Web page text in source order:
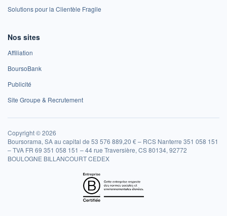
Solutions pour la Clientèle Fragile
Nos sites
Affiliation
BoursoBank
Publicité
Site Groupe & Recrutement
Copyright © 2026
Boursorama, SA au capital de 53 576 889,20 € – RCS Nanterre 351 058 151
– TVA FR 69 351 058 151 – 44 rue Traversière, CS 80134, 92772
BOULOGNE BILLANCOURT CEDEX